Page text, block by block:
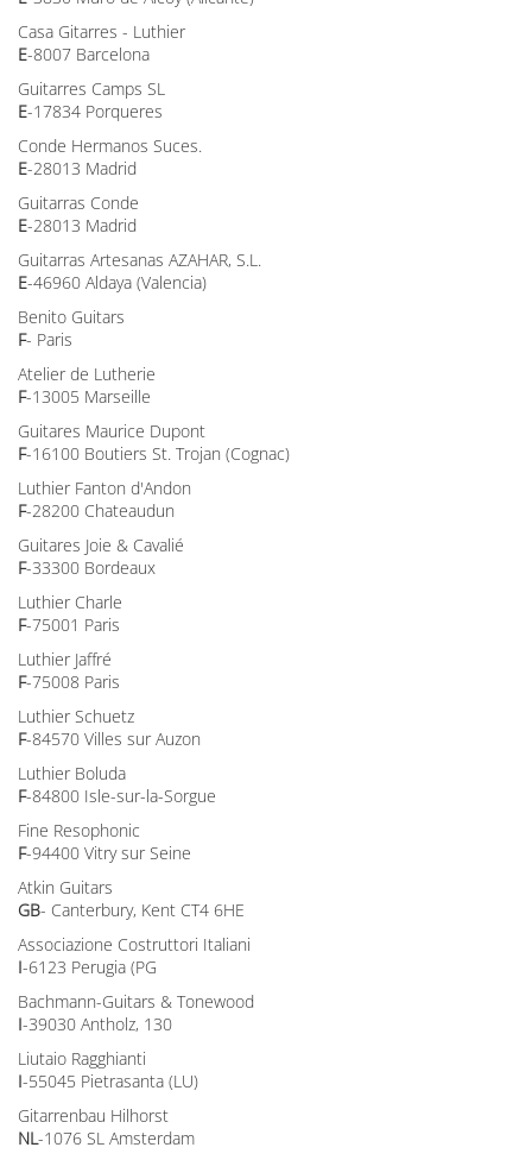
Casa Gitarres - Luthier
E-8007 Barcelona
Guitarres Camps SL
E-17834 Porqueres
Conde Hermanos Suces.
E-28013 Madrid
Guitarras Conde
E-28013 Madrid
Guitarras Artesanas AZAHAR, S.L.
E-46960 Aldaya (Valencia)
Benito Guitars
F- Paris
Atelier de Lutherie
F-13005 Marseille
Guitares Maurice Dupont
F-16100 Boutiers St. Trojan (Cognac)
Luthier Fanton d'Andon
F-28200 Chateaudun
Guitares Joie & Cavalié
F-33300 Bordeaux
Luthier Charle
F-75001 Paris
Luthier Jaffré
F-75008 Paris
Luthier Schuetz
F-84570 Villes sur Auzon
Luthier Boluda
F-84800 Isle-sur-la-Sorgue
Fine Resophonic
F-94400 Vitry sur Seine
Atkin Guitars
GB- Canterbury, Kent CT4 6HE
Associazione Costruttori Italiani
I-6123 Perugia (PG
Bachmann-Guitars & Tonewood
I-39030 Antholz, 130
Liutaio Ragghianti
I-55045 Pietrasanta (LU)
Gitarrenbau Hilhorst
NL-1076 SL Amsterdam